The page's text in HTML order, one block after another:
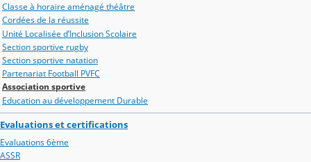
Classe à horaire aménagé théâtre
Cordées de la réussite
Unité Localisée d’Inclusion Scolaire
Section sportive rugby
Section sportive natation
Partenariat Football PVFC
Association sportive
Education au développement Durable
Evaluations et certifications
Evaluations 6ème
ASSR